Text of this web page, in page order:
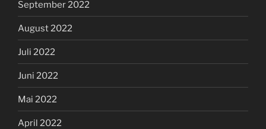
September 2022
August 2022
Juli 2022
Juni 2022
Mai 2022
April 2022